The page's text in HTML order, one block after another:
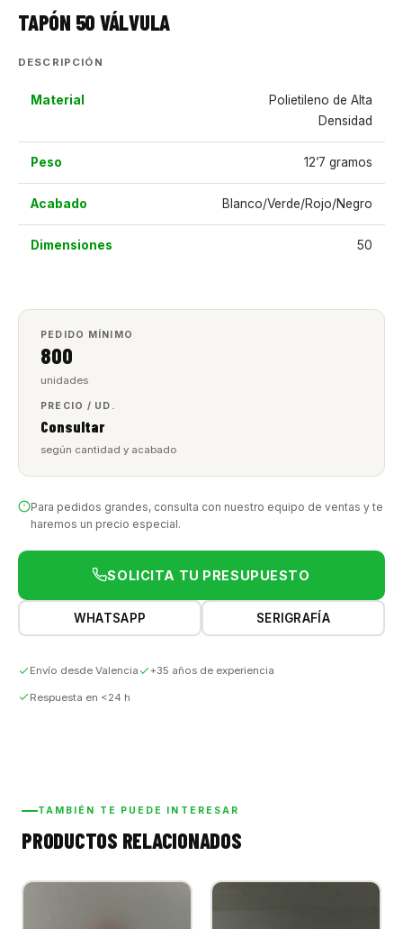
TAPÓN 50 VÁLVULA
DESCRIPCIÓN
Material
Polietileno de Alta
Densidad
Peso 12’7 gramos
Acabado Blanco/Verde/Rojo/Negro
Dimensiones 50
PEDIDO MÍNIMO
800
unidades
PRECIO / UD.
Consultar
según cantidad y acabado
Para pedidos grandes, consulta con nuestro equipo de ventas y te
haremos un precio especial.
SOLICITA TU PRESUPUESTO
WHATSAPP SERIGRAFÍA
Envío desde Valencia +35 años de experiencia
Respuesta en <24 h
TAMBIÉN TE PUEDE INTERESAR
PRODUCTOS RELACIONADOS